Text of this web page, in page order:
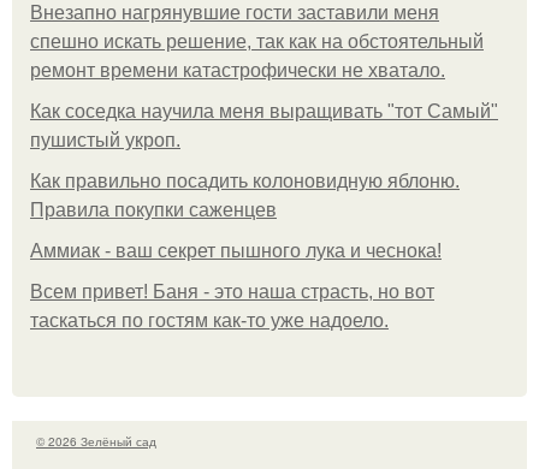
Внезапно нагрянувшие гости заставили меня
спешно искать решение, так как на обстоятельный
ремонт времени катастрофически не хватало.
Как соседка научила меня выращивать "тот Самый"
пушистый укроп.
Как правильно посадить колоновидную яблоню.
Правила покупки саженцев
Аммиак - ваш секрет пышного лука и чеснока!
Всем привет! Баня - это наша страсть, но вот
таскаться по гостям как-то уже надоело.
© 2026 Зелёный сад